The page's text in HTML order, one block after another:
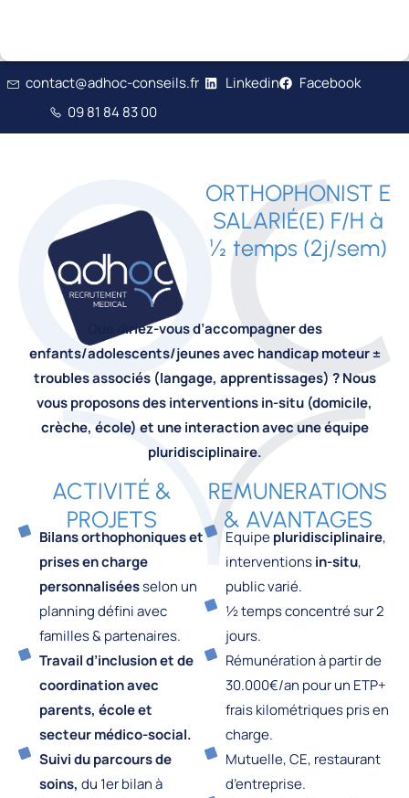
contact@adhoc-conseils.fr
09 81 84 83 00
Linkedin Facebook
ORTHOPHONIST E
SALARIÉ(E) F/H à
½ temps (2j/sem)
Que diriez-vous d’accompagner des
enfants/adolescents/jeunes avec handicap moteur ±
troubles associés (langage, apprentissages) ? Nous
vous proposons des interventions in-situ (domicile,
crèche, école) et une interaction avec une équipe
pluridisciplinaire.
ACTIVITÉ &
PROJETS
Bilans orthophoniques et
prises en charge
personnaliséesselon un
planning défini avec
familles & partenaires.
Travail d’inclusion et de
coordination avec
parents, école et
secteur médico-social.
Suivi du parcours de
soins, du 1er bilan à
REMUNERATIONS
& AVANTAGES
Equipepluridisciplinaire,
interventionsin-situ,
public varié.
½ temps concentré sur 2
jours.
Rémunération à partir de
30.000€/an pour un ETP+
frais kilométriques pris en
charge.
Mutuelle, CE, restaurant
d’entreprise.